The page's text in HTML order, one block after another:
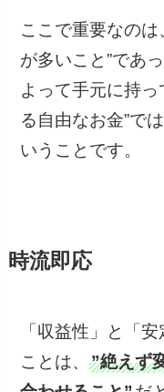
ここで重要なのは
が多いこと”であ
よって手元に持っ
る自由なお金”で
いうことです。
時流即応
「収益性」と「
ことは、”絶えず